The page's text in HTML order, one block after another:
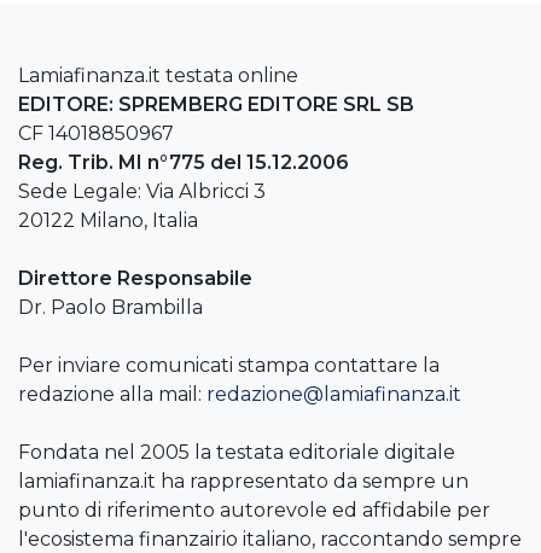
Lamiafinanza.it testata online
EDITORE: SPREMBERG EDITORE SRL SB
CF 14018850967
Reg. Trib. MI n°775 del 15.12.2006
Sede Legale: Via Albricci 3
20122 Milano, Italia
Direttore Responsabile
Dr. Paolo Brambilla
Per inviare comunicati stampa contattare la
redazione alla mail: redazione@lamiafinanza.it
Fondata nel 2005 la testata editoriale digitale
lamiafinanza.it ha rappresentato da sempre un
punto di riferimento autorevole ed affidabile per
l'ecosistema finanzairio italiano, raccontando sempre